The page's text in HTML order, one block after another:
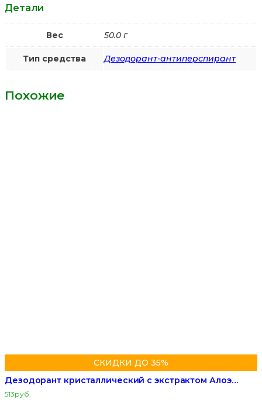
Детали
Вес 50.0 г
Тип средства Дезодорант-антиперспирант
Похожие
СКИДКИ ДО 35%
Дезодорант кристаллический с экстрактом Алоэ…
513руб.